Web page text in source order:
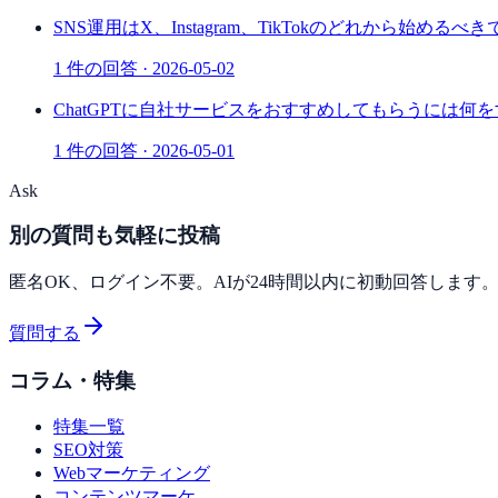
SNS運用はX、Instagram、TikTokのどれから始めるべき
1 件の回答 · 2026-05-02
ChatGPTに自社サービスをおすすめしてもらうには何
1 件の回答 · 2026-05-01
Ask
別の質問も気軽に投稿
匿名OK、ログイン不要。AIが24時間以内に初動回答します。
質問する
コラム・特集
特集一覧
SEO対策
Webマーケティング